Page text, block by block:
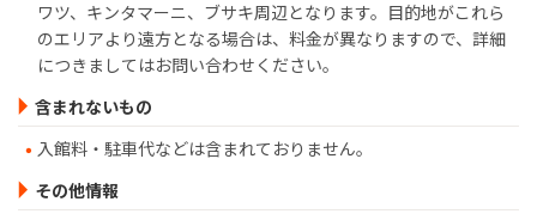
ワツ、キンタマーニ、ブサキ周辺となります。目的地がこれら
のエリアより遠方となる場合は、料金が異なりますので、詳細
につきましてはお問い合わせください。
含まれないもの
入館料・駐車代などは含まれておりません。
その他情報